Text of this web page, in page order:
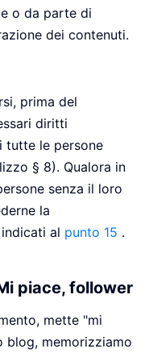
o da parte di
dei contenuti.
prima del
diritti
tutte le persone
§ 8). Qualora in
senza il loro
la
al punto 15 .
piace, follower
mette "mi
blog, memorizziamo